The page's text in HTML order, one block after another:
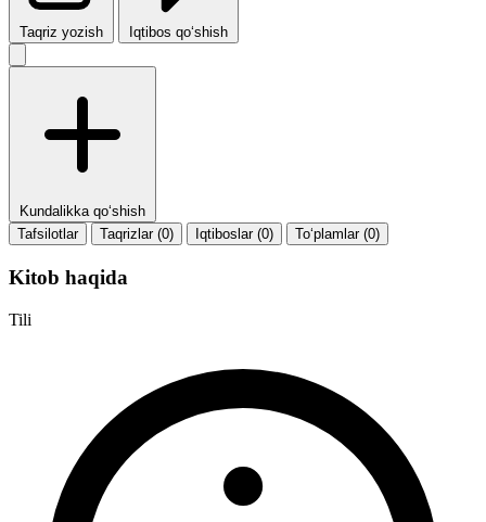
Taqriz yozish Iqtibos qo‘shish
Kundalikka qo‘shish
Tafsilotlar
Taqrizlar (0) Iqtiboslar (0) To‘plamlar (0)
Kitob haqida
Tili